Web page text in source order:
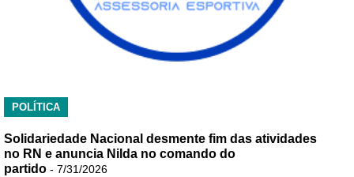
POLÍTICA
Solidariedade Nacional desmente fim das atividades
no RN e anuncia Nilda no comando do
partido - 7/31/2026